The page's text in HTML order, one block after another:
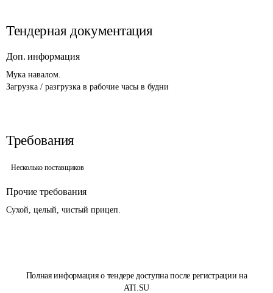
Полная информация о тендере доступна после регистрации на
ATI.SU
Тендерная документация
Доп. информация
Мука навалом.
Загрузка / разгрузка в рабочие часы в будни
Требования
Несколько поставщиков
Прочие требования
Сухой, целый, чистый прицеп.